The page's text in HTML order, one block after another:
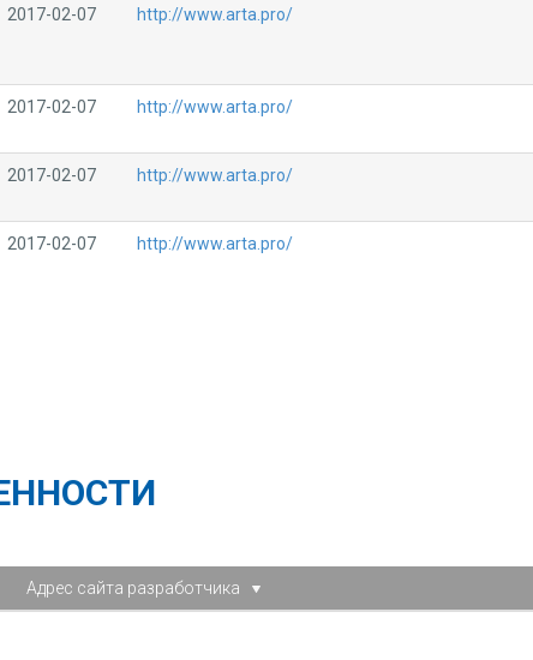
2017-02-07 http://www.arta.pro/
2017-02-07 http://www.arta.pro/
2017-02-07 http://www.arta.pro/
2017-02-07 http://www.arta.pro/
Адрес сайта разработчика